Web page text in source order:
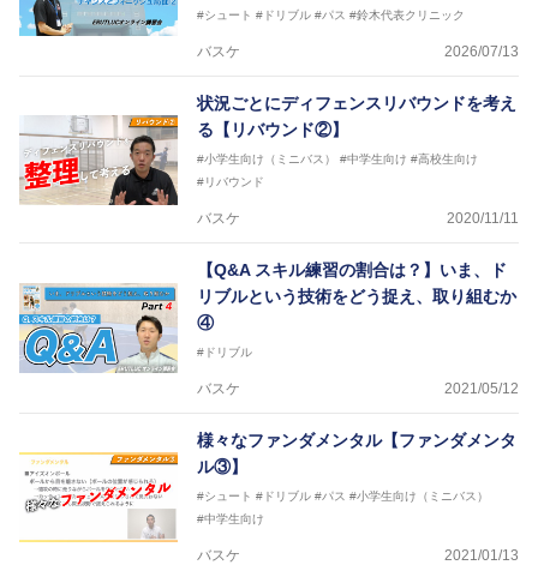
#シュート #ドリブル #パス #鈴木代表クリニック
バスケ 2026/07/13
状況ごとにディフェンスリバウンドを考え
る【リバウンド②】
#小学生向け（ミニバス） #中学生向け #高校生向け
#リバウンド
バスケ 2020/11/11
【Q&A スキル練習の割合は？】いま、ド
リブルという技術をどう捉え、取り組むか
④
#ドリブル
バスケ 2021/05/12
様々なファンダメンタル【ファンダメンタ
ル③】
#シュート #ドリブル #パス #小学生向け（ミニバス）
#中学生向け
バスケ 2021/01/13